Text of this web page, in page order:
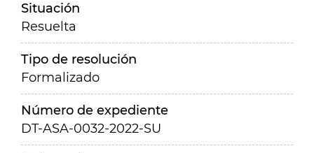
Situación
Resuelta
Tipo de resolución
Formalizado
Número de expediente
DT-ASA-0032-2022-SU